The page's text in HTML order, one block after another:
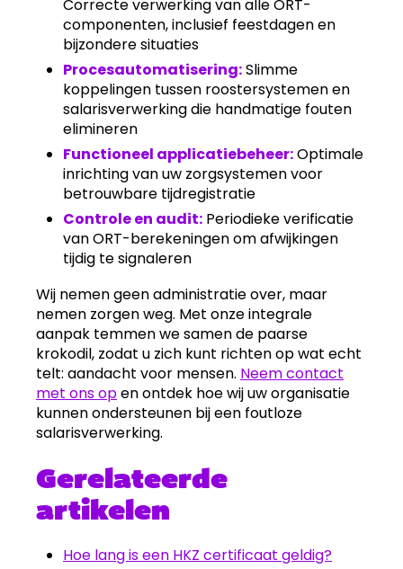
Correcte verwerking van alle ORT-
componenten, inclusief feestdagen en
bijzondere situaties
Procesautomatisering:Slimme
koppelingen tussen roostersystemen en
salarisverwerking die handmatige fouten
elimineren
Functioneel applicatiebeheer:Optimale
inrichting van uw zorgsystemen voor
betrouwbare tijdregistratie
Controle en audit: Periodieke verificatie
van ORT-berekeningen om afwijkingen
tijdig te signaleren
Wij nemen geen administratie over, maar
nemen zorgen weg. Met onze integrale
aanpak temmen we samen de paarse
krokodil, zodat u zich kunt richten op wat echt
telt: aandacht voor mensen. Neem contact
met ons open ontdek hoe wij uw organisatie
kunnen ondersteunen bij een foutloze
salarisverwerking.
Gerelateerde
artikelen
Hoe lang is een HKZ certificaat geldig?